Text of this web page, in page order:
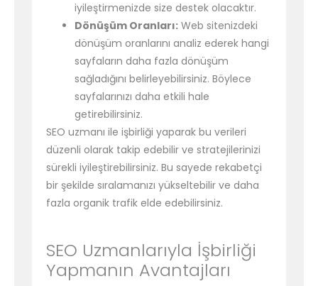
iyileştirmenizde size destek olacaktır.
Dönüşüm Oranları: Web sitenizdeki
dönüşüm oranlarını analiz ederek hangi
sayfaların daha fazla dönüşüm
sağladığını belirleyebilirsiniz. Böylece
sayfalarınızı daha etkili hale
getirebilirsiniz.
SEO uzmanı ile işbirliği yaparak bu verileri
düzenli olarak takip edebilir ve stratejilerinizi
sürekli iyileştirebilirsiniz. Bu sayede rekabetçi
bir şekilde sıralamanızı yükseltebilir ve daha
fazla organik trafik elde edebilirsiniz.
SEO Uzmanlarıyla İşbirliği
Yapmanın Avantajları